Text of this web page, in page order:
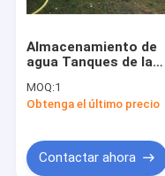
Almacenamiento de
agua Tanques de la
Almacenamiento de
plástico Colgable
recolección de agua
de lluvia Tanque de
agua de PVC
MOQ:1
Obtenga el último precio
Contactar ahora